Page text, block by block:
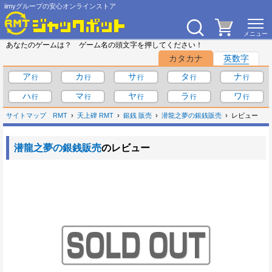
iimyグループの安心オンラインストア
あなたのゲームは？ ゲーム名の頭文字を押してください！
カタカナ
英数字
ア
カ サ タ
ナ
ハ
マ ヤ ラ ワ
サイトマップ RMT 天上碑 RMT 銀銭 販売 潜龍之夢の銀銭販売 レビュー
潜龍之夢の銀銭販売のレビュー